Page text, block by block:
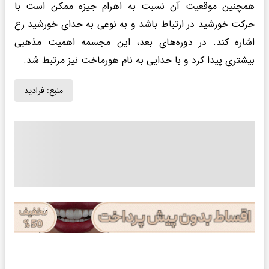
همچنین موقعیت آن نسبت به اهرام جیزه ممکن است با
حرکت خورشید در ارتباط باشد و به نوعی به خدای خورشید رع
اشاره کند. در دوره‌های بعد، این مجسمه اهمیت مذهبی
بیشتری پیدا کرد و با خدایی به نام هورماخت نیز مرتبط شد.
منبع: فرادید